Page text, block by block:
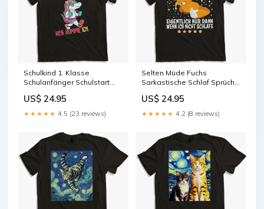
Schulkind 1. Klasse
Schulanfänger Schulstart
Neopsephotus bourkii
US$ 24.95
★★★★★ 4.5 (23 reviews)
Selten Müde Fuchs
Sarkastische Schlaf Sprüche
US$ 24.95
★★★★★ 4.2 (8 reviews)